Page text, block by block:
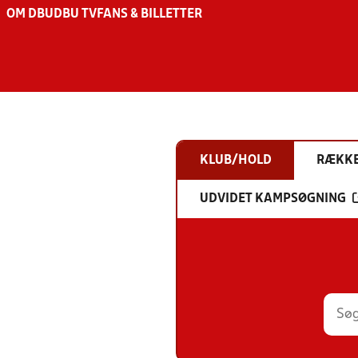
OM DBU DBU TV FANS & BILLETTER
KLUB/HOLD
UDVIDET KAMPSØGNING